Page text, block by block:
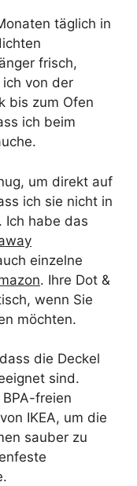
täglich in
frisch,
von der
bis zum Ofen
ich beim
um direkt auf
ich sie nicht in
Ich habe das
einzelne
. Ihre Dot &
wenn Sie
möchten.
die Deckel
sind.
freien
IKEA, um die
sauber zu